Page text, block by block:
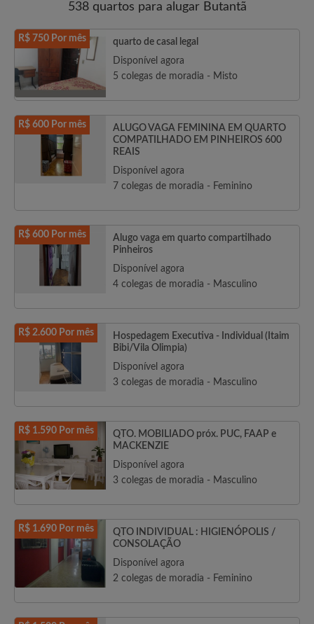
538 quartos para alugar Butantã
R$ 750 Por mês
quarto de casal legal
Disponível agora
5 colegas de moradia - Misto
R$ 600 Por mês
ALUGO VAGA FEMININA EM QUARTO
COMPATILHADO EM PINHEIROS 600
REAIS
Disponível agora
7 colegas de moradia - Feminino
R$ 600 Por mês
Alugo vaga em quarto compartilhado
Pinheiros
Disponível agora
4 colegas de moradia - Masculino
R$ 2.600 Por mês
Hospedagem Executiva - Individual (Itaim
Bibi/Vila Olimpia)
Disponível agora
3 colegas de moradia - Masculino
R$ 1.590 Por mês
QTO. MOBILIADO próx. PUC, FAAP e
MACKENZIE
Disponível agora
3 colegas de moradia - Masculino
R$ 1.690 Por mês
QTO INDIVIDUAL : HIGIENÓPOLIS /
CONSOLAÇÃO
Disponível agora
2 colegas de moradia - Feminino